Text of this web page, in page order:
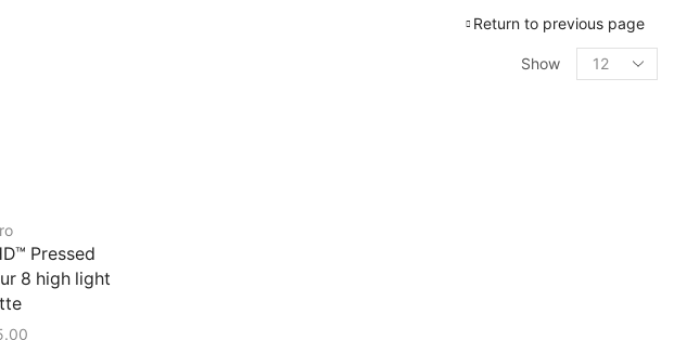
Return to previous page
Show
Products
per
Pressed
8 high light